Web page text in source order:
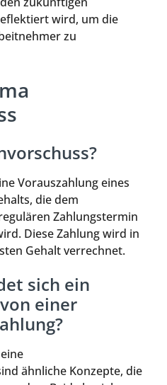
wird, um die
zu
Vorauszahlung eines
die dem
Zahlungstermin
Diese Zahlung wird in
Gehalt verrechnet.
sich ein
einer
ähnliche Konzepte, die